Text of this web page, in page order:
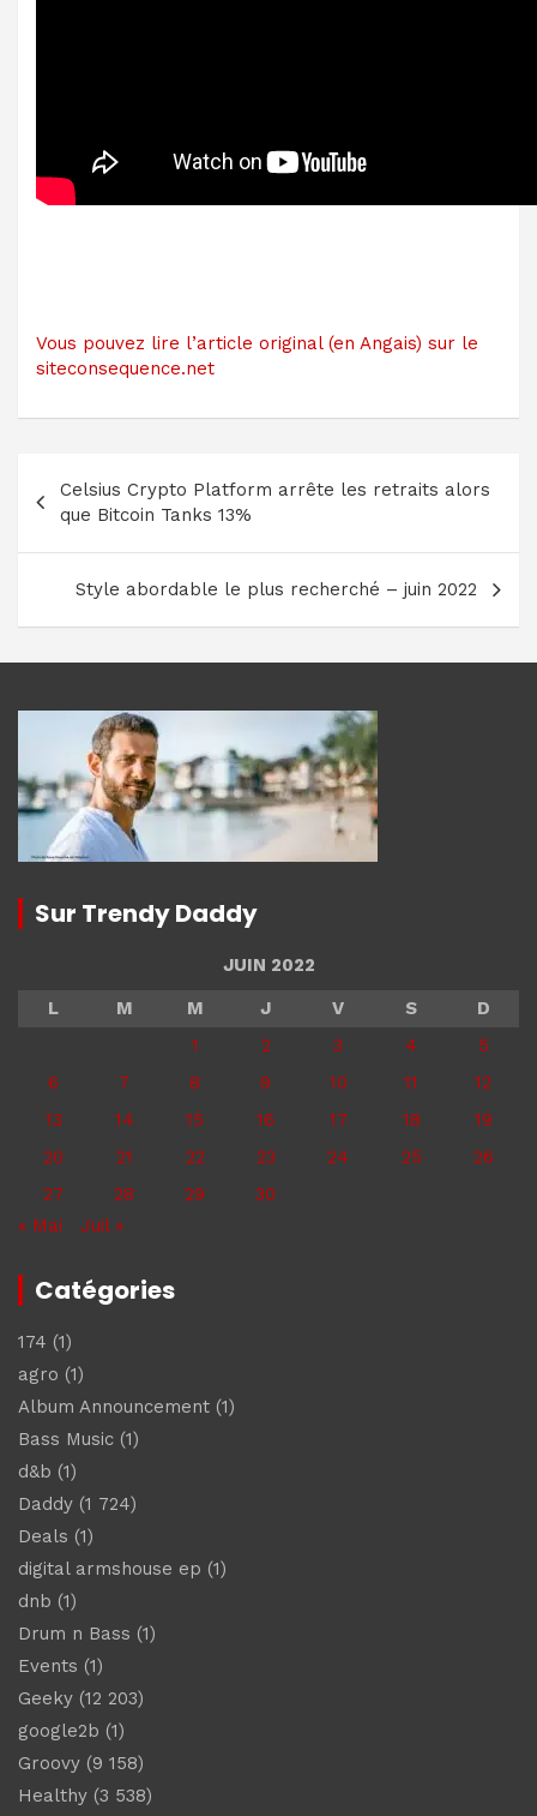
Vous pouvez lire l’article original (en Angais) sur le
siteconsequence.net
Navigation
de
l’article
Celsius Crypto Platform arrête les retraits alors
que Bitcoin Tanks 13%
Style abordable le plus recherché – juin 2022
Sur Trendy Daddy
JUIN 2022
L
M M J V S
D
1
2 3 4
5
6
7 8 9 10 11
12
13
14 15 16 17 18
19
20
21 22 23 24 25
26
27
28 29
30
« Mai
Juil »
Catégories
174 (1)
agro (1)
Album Announcement (1)
Bass Music (1)
d&b (1)
Daddy (1 724)
Deals (1)
digital armshouse ep (1)
dnb (1)
Drum n Bass (1)
Events (1)
Geeky (12 203)
google2b (1)
Groovy (9 158)
Healthy (3 538)